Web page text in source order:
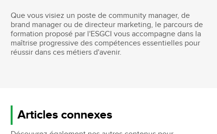
Que vous visiez un poste de community manager, de
brand manager ou de directeur marketing, le parcours de
formation proposé par l'ESGCI vous accompagne dans la
maîtrise progressive des compétences essentielles pour
réussir dans ces métiers d'avenir.
Articles connexes